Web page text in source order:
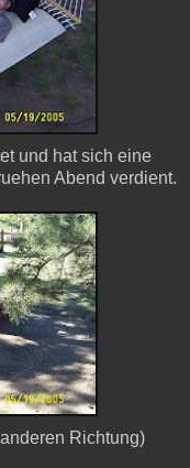
und hat sich eine
Abend verdient.
Richtung)